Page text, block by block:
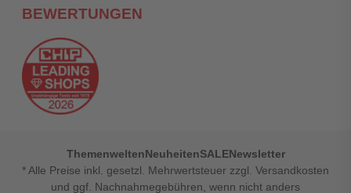
BEWERTUNGEN
ThemenweltenNeuheitenSALENewsletter
* Alle Preise inkl. gesetzl. Mehrwertsteuer zzgl. Versandkosten
und ggf. Nachnahmegebühren, wenn nicht anders